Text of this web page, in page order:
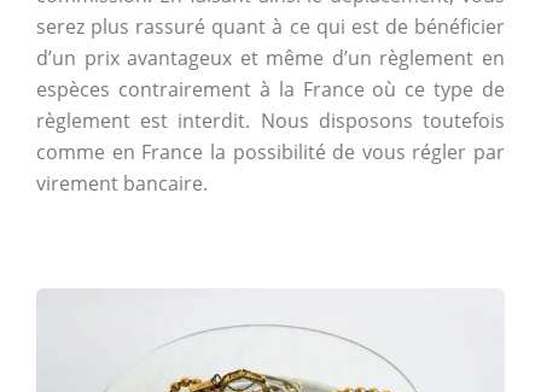
serez plus rassuré quant à ce qui est de bénéficier
d’un prix avantageux et même d’un règlement en
espèces contrairement à la France où ce type de
règlement est interdit. Nous disposons toutefois
comme en France la possibilité de vous régler par
virement bancaire.